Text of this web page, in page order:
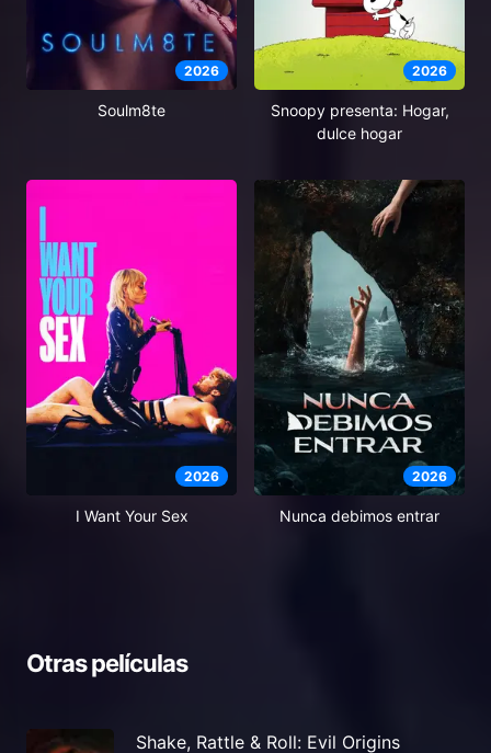
2026
Soulm8te
2026
Snoopy presenta: Hogar,
dulce hogar
2026
I Want Your Sex
2026
Nunca debimos entrar
Otras películas
Shake, Rattle & Roll: Evil Origins